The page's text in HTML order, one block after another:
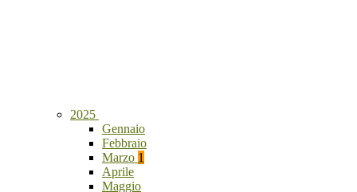
2025
Gennaio
Febbraio
Marzo 1
Aprile
Maggio